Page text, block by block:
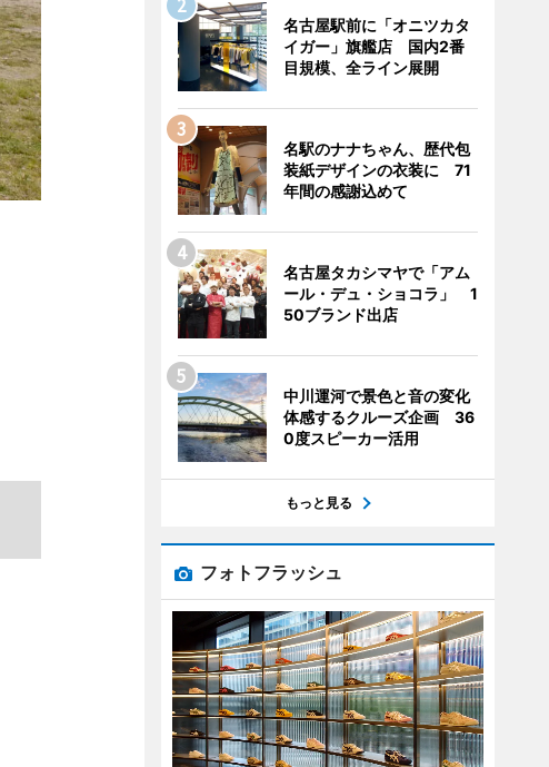
名古屋駅前に「オニツカタ
イガー」旗艦店 国内2番
目規模、全ライン展開
名駅のナナちゃん、歴代包
装紙デザインの衣装に 71
年間の感謝込めて
名古屋タカシマヤで「アム
ール・デュ・ショコラ」 1
50ブランド出店
中川運河で景色と音の変化
体感するクルーズ企画 36
0度スピーカー活用
もっと見る
フォトフラッシュ